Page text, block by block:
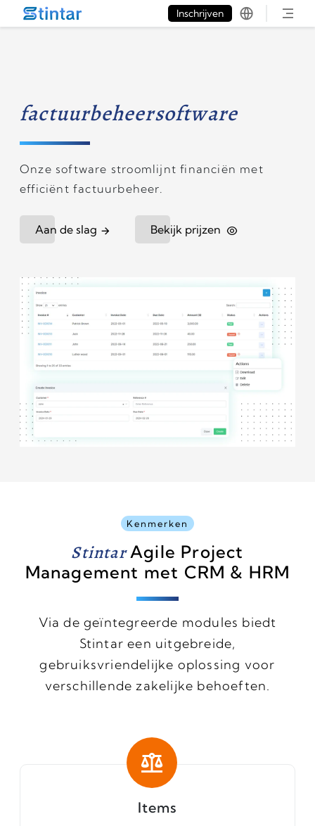
put google tag in file
Inschrijven
factuurbeheersoftware
Onze software stroomlijnt financiën met
efficiënt factuurbeheer.
Aan de slag Bekijk prijzen
Kenmerken
StintarAgile Project
Management met CRM & HRM
Via de geïntegreerde modules biedt
Stintar een uitgebreide,
gebruiksvriendelijke oplossing voor
verschillende zakelijke behoeften.
Items